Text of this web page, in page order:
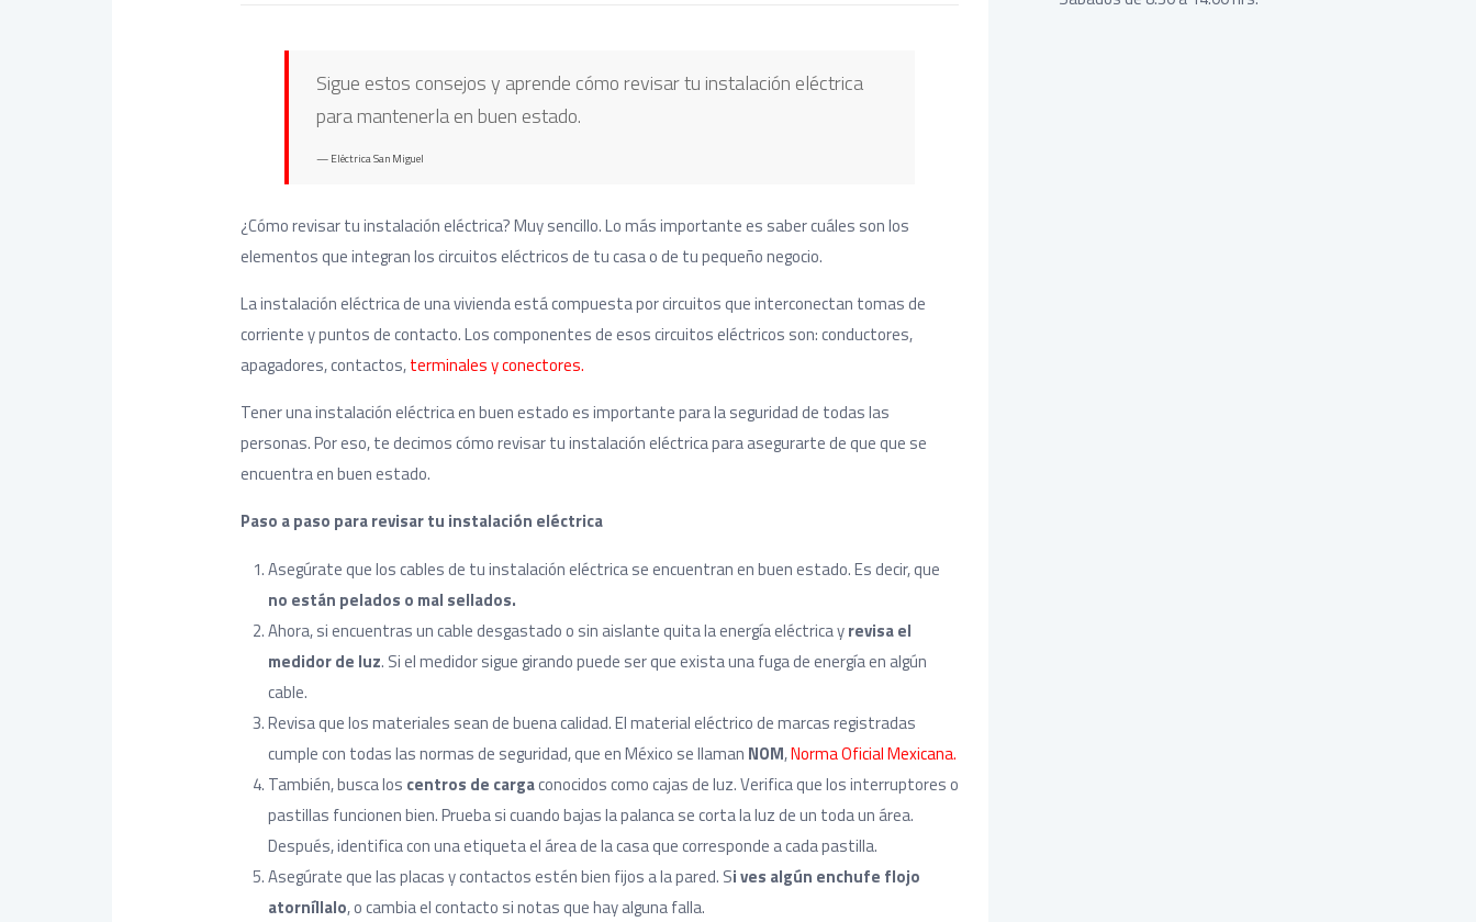
Sigue estos consejos y aprende cómo revisar tu instalación eléctrica
para mantenerla en buen estado.
Eléctrica San Miguel
¿Cómo revisar tu instalación eléctrica? Muy sencillo. Lo más importante es saber cuáles son los
elementos que integran los circuitos eléctricos de tu casa o de tu pequeño negocio.
La instalación eléctrica de una vivienda está compuesta por circuitos que interconectan tomas de
corriente y puntos de contacto. Los componentes de esos circuitos eléctricos son: conductores,
apagadores, contactos,terminales y conectores.
Tener una instalación eléctrica en buen estado es importante para la seguridad de todas las
personas. Por eso, te decimos cómo revisar tu instalación eléctrica para asegurarte de que que se
encuentra en buen estado.
Paso a paso para revisar tu instalación eléctrica
Asegúrate que los cables de tu instalación eléctrica se encuentran en buen estado. Es decir, que
no están pelados o mal sellados.
Ahora, si encuentras un cable desgastado o sin aislante quita la energía eléctrica yrevisa el
medidor de luz. Si el medidor sigue girando puede ser que exista una fuga de energía en algún
cable.
Revisa que los materiales sean de buena calidad. El material eléctrico de marcas registradas
cumple con todas las normas de seguridad, que en México se llaman NOM,Norma Oficial Mexicana.
También, busca los centros de cargaconocidos como cajas de luz. Verifica que los interruptores o
pastillas funcionen bien. Prueba si cuando bajas la palanca se corta la luz de un toda un área.
Después, identifica con una etiqueta el área de la casa que corresponde a cada pastilla.
Asegúrate que las placas y contactos estén bien fijos a la pared. Si ves algún enchufe flojo
atorníllalo, o cambia el contacto si notas que hay alguna falla.